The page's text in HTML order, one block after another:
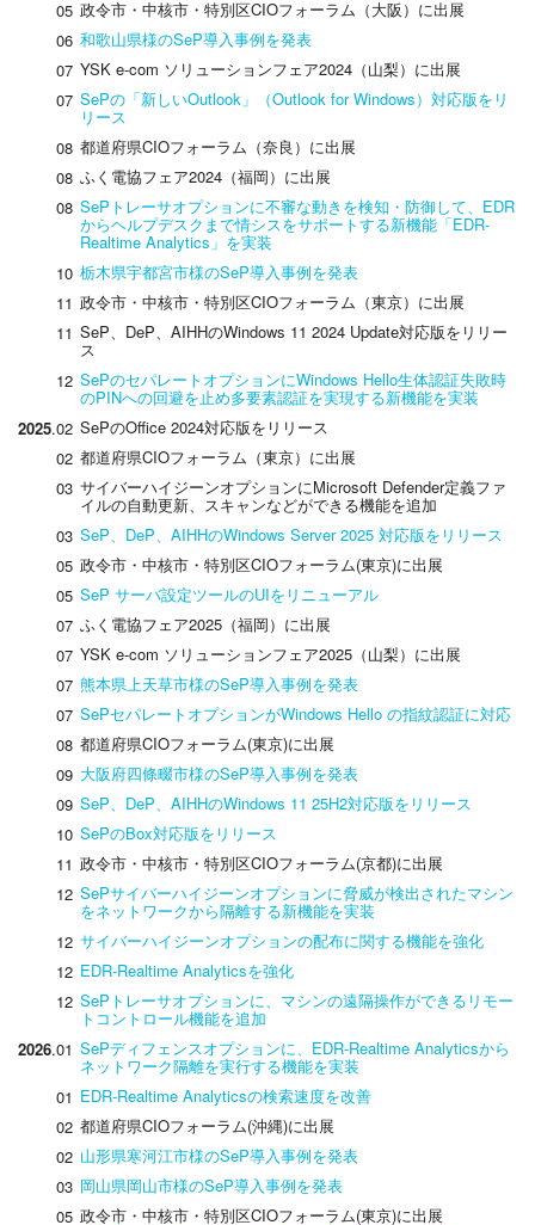
05 政令市・中核市・特別区CIOフォーラム（大阪）に出展
06 和歌山県様のSeP導入事例を発表
07 YSK e-com ソリューションフェア2024（山梨）に出展
07 SePの「新しいOutlook」（Outlook for Windows）対応版をリ
リース
08 都道府県CIOフォーラム（奈良）に出展
08 ふく電協フェア2024（福岡）に出展
08 SePトレーサオプションに不審な動きを検知・防御して、EDR
からヘルプデスクまで情シスをサポートする新機能「EDR-
Realtime Analytics」を実装
10 栃木県宇都宮市様のSeP導入事例を発表
11 政令市・中核市・特別区CIOフォーラム（東京）に出展
11 SeP、DeP、AIHHのWindows 11 2024 Update対応版をリリー
ス
12 SePのセパレートオプションにWindows Hello生体認証失敗時
のPINへの回避を止め多要素認証を実現する新機能を実装
2025.02 SePのOffice 2024対応版をリリース
02 都道府県CIOフォーラム（東京）に出展
03 サイバーハイジーンオプションにMicrosoft Defender定義ファ
イルの自動更新、スキャンなどができる機能を追加
03 SeP、DeP、AIHHのWindows Server 2025 対応版をリリース
05 政令市・中核市・特別区CIOフォーラム(東京)に出展
05 SeP サーバ設定ツールのUIをリニューアル
07 ふく電協フェア2025（福岡）に出展
07 YSK e-com ソリューションフェア2025（山梨）に出展
07 熊本県上天草市様のSeP導入事例を発表
07 SePセパレートオプションがWindows Hello の指紋認証に対応
08 都道府県CIOフォーラム(東京)に出展
09 大阪府四條畷市様のSeP導入事例を発表
09 SeP、DeP、AIHHのWindows 11 25H2対応版をリリース
10 SePのBox対応版をリリース
11 政令市・中核市・特別区CIOフォーラム(京都)に出展
12 SePサイバーハイジーンオプションに脅威が検出されたマシン
をネットワークから隔離する新機能を実装
12 サイバーハイジーンオプションの配布に関する機能を強化
12 EDR-Realtime Analyticsを強化
12 SePトレーサオプションに、マシンの遠隔操作ができるリモー
トコントロール機能を追加
2026.01 SePディフェンスオプションに、EDR-Realtime Analyticsから
ネットワーク隔離を実行する機能を実装
01 EDR-Realtime Analyticsの検索速度を改善
02 都道府県CIOフォーラム(沖縄)に出展
02 山形県寒河江市様のSeP導入事例を発表
03 岡山県岡山市様のSeP導入事例を発表
05 政令市・中核市・特別区CIOフォーラム(東京)に出展